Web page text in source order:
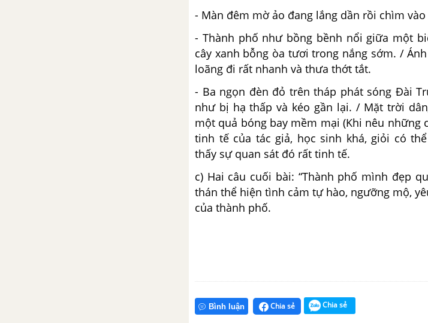
- Màn đêm mờ ảo đang lắng dần rồi chìm vào
- Thành phố như bồng bềnh nổi giữa một
cây xanh bỗng òa tươi trong nắng sớm. /
loãng đi rất nhanh và thưa thớt tắt.
- Ba ngọn đèn đỏ trên tháp phát sóng Đài
như bị hạ thấp và kéo gần lại. / Mặt trời
một quả bóng bay mềm mại (Khi nêu những
tinh tế của tác giả, học sinh khá, giỏi có
thấy sự quan sát đó rất tinh tế.
c) Hai câu cuối bài: “Thành phố mình đẹp
thán thể hiện tình cảm tự hào, ngưỡng mộ,
của thành phố.
Bình luận Chia sẻ Chia sẻ